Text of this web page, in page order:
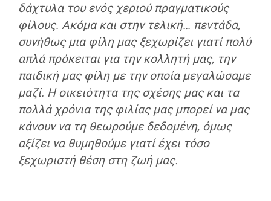
δάχτυλα του ενός χεριού πραγματικούς
φίλους. Ακόμα και στην τελική… πεντάδα,
συνήθως μια φίλη μας ξεχωρίζει γιατί πολύ
απλά πρόκειται για την κολλητή μας, την
παιδική μας φίλη με την οποία μεγαλώσαμε
μαζί. Η οικειότητα της σχέσης μας και τα
πολλά χρόνια της φιλίας μας μπορεί να μας
κάνουν να τη θεωρούμε δεδομένη, όμως
αξίζει να θυμηθούμε γιατί έχει τόσο
ξεχωριστή θέση στη ζωή μας.